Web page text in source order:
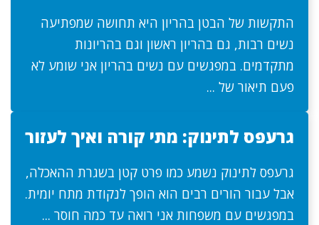
התקשות של הבטן בהריון היא תחושה שמפתיעה
נשים רבות, גם בהריון ראשון וגם בהריונות
מתקדמים. במפגשים עם נשים בהריון אני שומע לא
פעם תיאור של ...
גרעפס לתינוק: מתי קורה ואיך לעזור
גרעפס לתינוק נשמע כמו פרט קטן בשגרת ההאכלה,
אבל עבור הורים רבים הוא הופך לנקודת מתח יומית.
במפגשים עם משפחות אני רואה עד כמה חוסר ...